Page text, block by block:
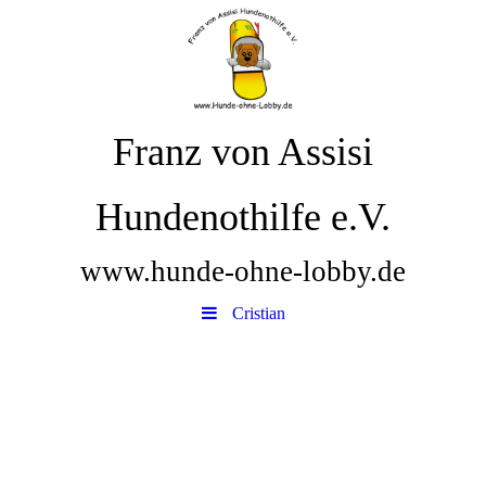
Franz von Assisi
Hundenothilfe e.V.
www.hunde-ohne-lobby.de
Cristian